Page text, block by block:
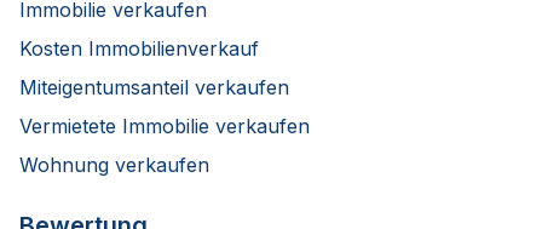
Immobilie verkaufen
Kosten Immobilienverkauf
Miteigentumsanteil verkaufen
Vermietete Immobilie verkaufen
Wohnung verkaufen